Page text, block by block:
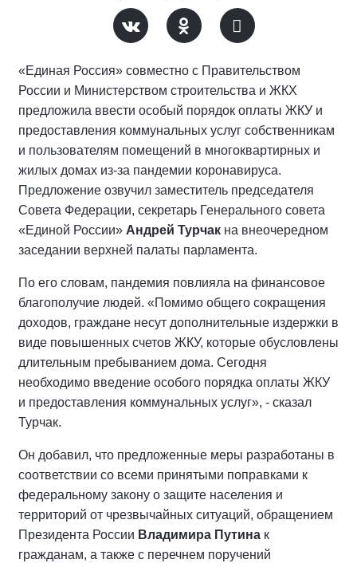
«Единая Россия» совместно с Правительством
России и Министерством строительства и ЖКХ
предложила ввести особый порядок оплаты ЖКУ и
предоставления коммунальных услуг собственникам
и пользователям помещений в многоквартирных и
жилых домах из-за пандемии коронавируса.
Предложение озвучил заместитель председателя
Совета Федерации, секретарь Генерального совета
«Единой России» Андрей Турчак на внеочередном
заседании верхней палаты парламента.
По его словам, пандемия повлияла на финансовое
благополучие людей. «Помимо общего сокращения
доходов, граждане несут дополнительные издержки в
виде повышенных счетов ЖКУ, которые обусловлены
длительным пребыванием дома. Сегодня
необходимо введение особого порядка оплаты ЖКУ
и предоставления коммунальных услуг», - сказал
Турчак.
Он добавил, что предложенные меры разработаны в
соответствии со всеми принятыми поправками к
федеральному закону о защите населения и
территорий от чрезвычайных ситуаций, обращением
Президента России Владимира Путина к
гражданам, а также с перечнем поручений